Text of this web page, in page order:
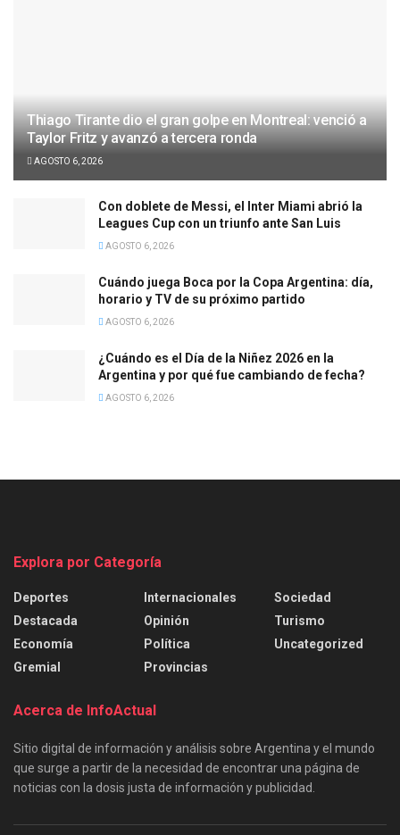
Thiago Tirante dio el gran golpe en Montreal: venció a
Taylor Fritz y avanzó a tercera ronda
AGOSTO 6, 2026
Con doblete de Messi, el Inter Miami abrió la
Leagues Cup con un triunfo ante San Luis
AGOSTO 6, 2026
Cuándo juega Boca por la Copa Argentina: día,
horario y TV de su próximo partido
AGOSTO 6, 2026
¿Cuándo es el Día de la Niñez 2026 en la
Argentina y por qué fue cambiando de fecha?
AGOSTO 6, 2026
Explora por Categoría
Deportes
Destacada
Economía
Gremial
Internacionales
Opinión
Política
Provincias
Sociedad
Turismo
Uncategorized
Acerca de InfoActual
Sitio digital de información y análisis sobre Argentina y el mundo
que surge a partir de la necesidad de encontrar una página de
noticias con la dosis justa de información y publicidad.